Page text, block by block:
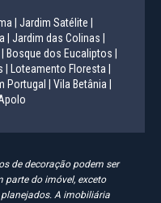
| Jardim Satélite |
| Jardim das Colinas |
Bosque dos Eucaliptos |
| Loteamento Floresta |
Portugal | Vila Betânia |
de decoração podem ser
parte do imóvel, exceto
A imobiliária